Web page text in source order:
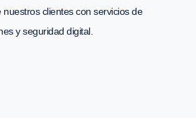
clientes con servicios de
y seguridad digital.